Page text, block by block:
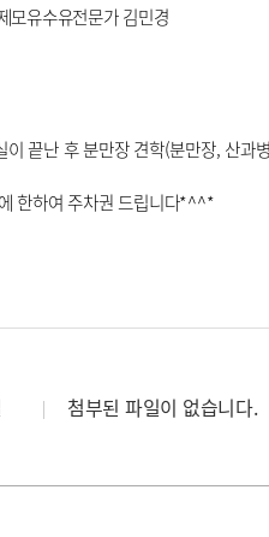
모유수유전문가 김민경
끝난 후 분만장 견학(분만장, 산과
한하여 주차권 드립니다*^^*
첨부된 파일이 없습니다.